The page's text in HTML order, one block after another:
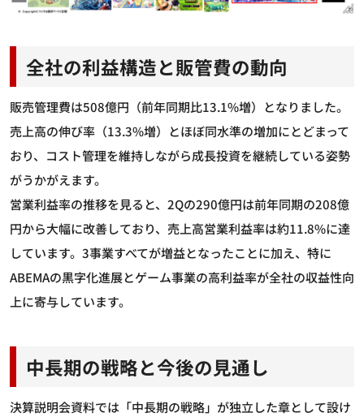
全社の利益構造と販管費の動向
販売管理費は508億円（前年同期比13.1%増）となりました。
売上高の伸び率（13.3%増）とほぼ同水準の増加にとどまって
おり、コスト管理を維持しながら成長投資を継続している姿勢
がうかがえます。
営業利益率の推移を見ると、2Qの290億円は前年同期の208億
円から大幅に改善しており、売上高営業利益率は約11.8%に達
しています。3事業すべてが増益となったことに加え、特に
ABEMAの黒字化進展とゲーム事業の高利益率が全社の収益性向
上に寄与しています。
中長期の戦略と今後の見通し
決算説明会資料では「中長期の戦略」が独立した章として設け